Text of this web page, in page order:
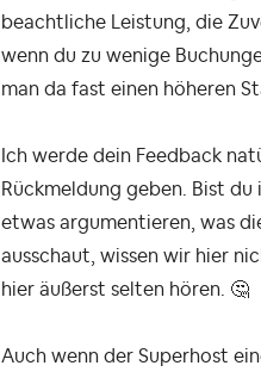
beachtliche Leistung, die
wenn du zu wenige
man da fast einen höheren
Ich werde dein Feedback
Rückmeldung geben. Bist
etwas argumentieren, was
ausschaut, wissen wir hier
hier äußerst selten hören. 🤔
Auch wenn der Superhost